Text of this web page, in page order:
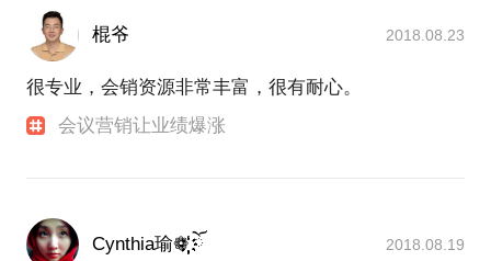
棍爷 2018.08.23
很专业，会销资源非常丰富，很有耐心。
会议营销让业绩爆涨
Cynthia瑜❁҉҉҉҉҉҉҉҉ ོ 2018.08.19